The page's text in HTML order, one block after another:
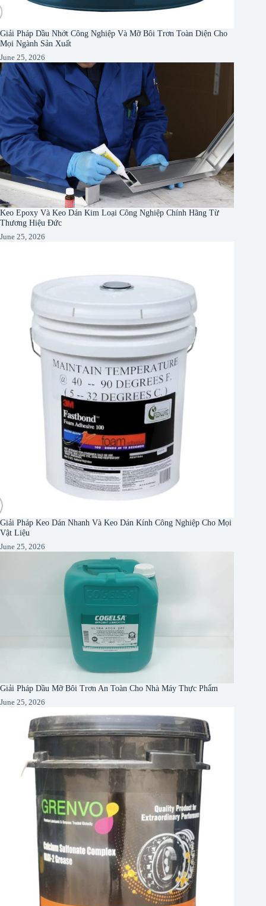
Giải Pháp Dầu Nhớt Công Nghiệp Và Mỡ Bôi Trơn Toàn Diện Cho
Mọi Ngành Sản Xuất
June 25, 2026
Keo Epoxy Và Keo Dán Kim Loại Công Nghiệp Chính Hãng Từ
Thương Hiệu Đức
June 25, 2026
Giải Pháp Keo Dán Nhanh Và Keo Dán Kính Công Nghiệp Cho Mọi
Vật Liệu
June 25, 2026
Giải Pháp Dầu Mỡ Bôi Trơn An Toàn Cho Nhà Máy Thực Phẩm
June 25, 2026